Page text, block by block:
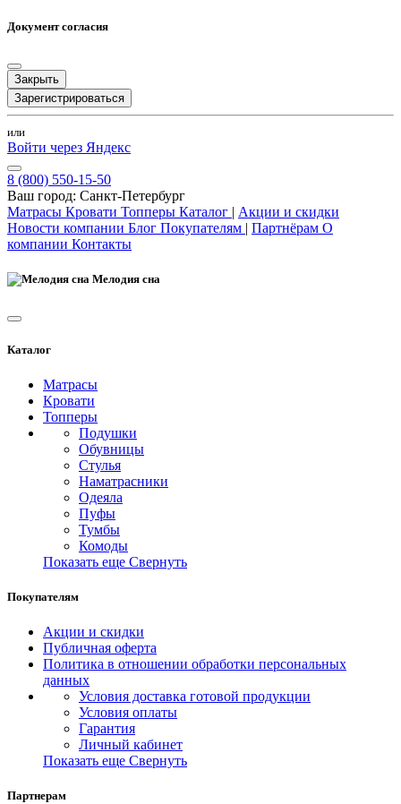
Документ согласия
Закрыть
Зарегистрироваться
или
Войти через Яндекс
8 (800) 550-15-50
Ваш город: Санкт-Петербург
Матрасы Кровати Топперы Каталог | Акции и скидки
Новости компании Блог Покупателям | Партнёрам О
компании Контакты
Мелодия сна
Каталог
Матрасы
Кровати
Топперы
Подушки
Обувницы
Стулья
Наматрасники
Одеяла
Пуфы
Тумбы
Комоды
Показать еще Свернуть
Покупателям
Акции и скидки
Публичная оферта
Политика в отношении обработки персональных
данных
Условия доставка готовой продукции
Условия оплаты
Гарантия
Личный кабинет
Показать еще Свернуть
Партнерам